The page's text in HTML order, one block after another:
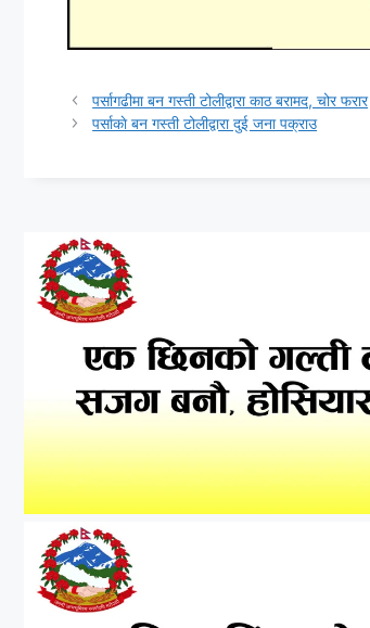
पर्सागढीमा बन गस्ती टोलीद्वारा काठ बरामद, चोर फरार
पर्साकाे बन गस्ती टोलीद्वारा दुई जना पक्राउ